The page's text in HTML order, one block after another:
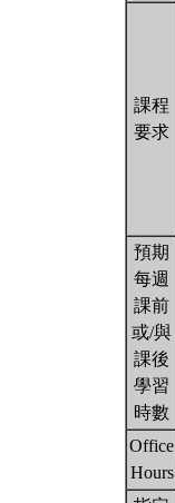
課程
要求
預期
每週
課前
或/與
課後
學習
時數
Office
Hours